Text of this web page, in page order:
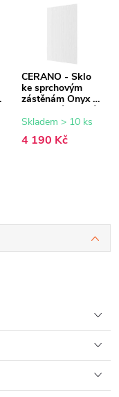
CERANO - Sklo
ke sprchovým
zástěnám Onyx -
8 mm - rýhované
sklo - 80x200 cm
Skladem > 10 ks
4 190 Kč